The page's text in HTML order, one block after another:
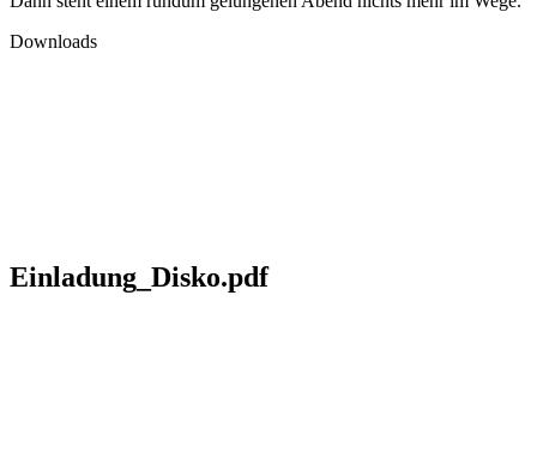
Downloads
Einladung_Disko.pdf